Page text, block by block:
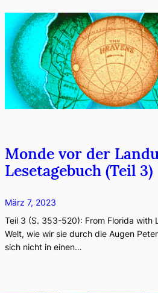
Monde vor der
Lesetagebuch (Teil 3)
März 7, 2023
Teil 3 (S. 353-520): From Florida with
Welt, wie wir sie durch die Augen
sich nicht in einen…